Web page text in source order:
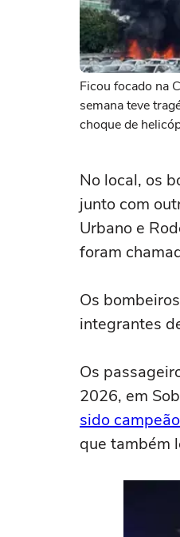
Ficou focado na
semana teve
choque de
No local, os
junto com
Urbano e
foram
Os
integrantes
Os
2026, em
sido
que também